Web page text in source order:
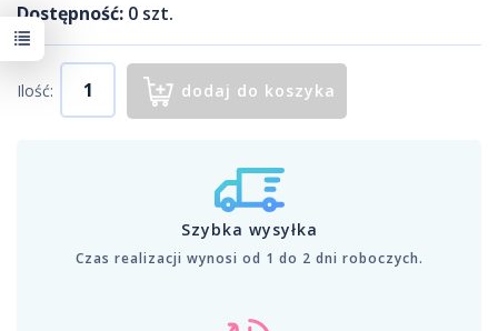
Dostępność: 0 szt.
Ilość: dodaj do koszyka
Szybka wysyłka
Czas realizacji wynosi od 1 do 2 dni roboczych.